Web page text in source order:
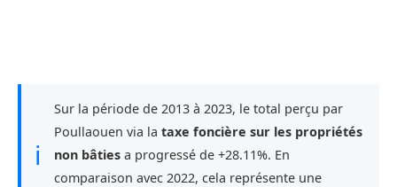
ℹ
Sur la période de 2013 à 2023, le total perçu par
Poullaouen via la taxe foncière sur les propriétés
non bâties a progressé de +28.11%. En
comparaison avec 2022, cela représente une